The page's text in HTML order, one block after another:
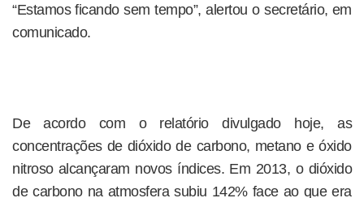
“Estamos ficando sem tempo”, alertou o secretário, em
comunicado.
De acordo com o relatório divulgado hoje, as
concentrações de dióxido de carbono, metano e óxido
nitroso alcançaram novos índices. Em 2013, o dióxido
de carbono na atmosfera subiu 142% face ao que era